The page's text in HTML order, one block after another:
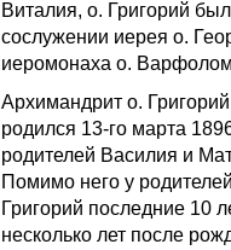
Виталия, о. Григорий
сослужении иерея о.
иеромонаха о.
Архимандрит о.
родился 13-го марта
родителей Василия и
Помимо него у
Григорий последние 10
несколько лет после